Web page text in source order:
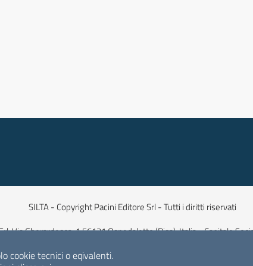
cookie tecnici o eqivalenti.
SILTA - Copyright Pacini Editore Srl - Tutti i diritti riservati
Via Gherardesca, 1 56121 Ospedaletto (Pisa), Italia - Capitale
web:www.pacinieditore.it| ISSN 0390-6809 (versione